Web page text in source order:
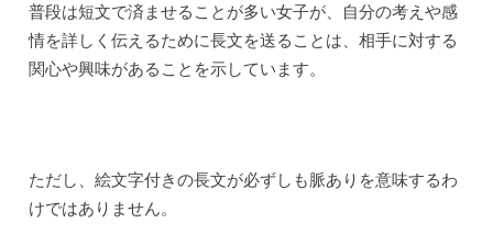
普段は短文で済ませることが多い女子が、自分の考えや感
情を詳しく伝えるために長文を送ることは、相手に対する
関心や興味があることを示しています。
ただし、絵文字付きの長文が必ずしも脈ありを意味するわ
けではありません。